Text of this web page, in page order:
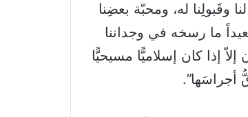
وقَبولِنا له، ومحبّة بعضِنا
ما رسخه في وجداننا
إذا كان إسلاميًّا مسيحيًّا
أجراسَها”.